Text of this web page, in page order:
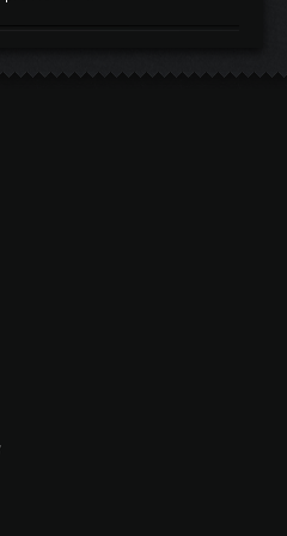
ex. pour atmo -30- 80°C
ldr moteurtemp
1370€ TTC Le
Vous pourrez
à Ethanol à
d'origine
10cv et 15nm